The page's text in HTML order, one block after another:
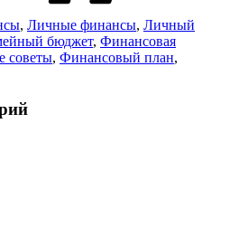
, Личные финансы, Личный
бюджет, Финансовая
советы, Финансовый план,